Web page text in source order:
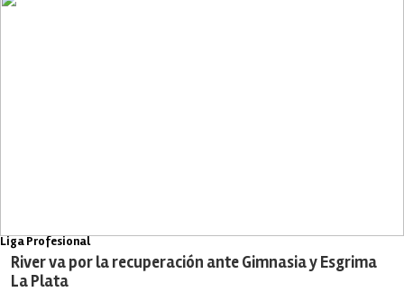
Liga Profesional
River va por la recuperación ante Gimnasia y Esgrima
La Plata